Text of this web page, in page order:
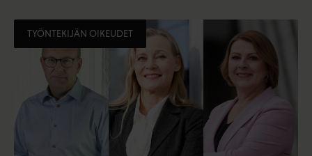
TYÖNTEKIJÄN OIKEUDET